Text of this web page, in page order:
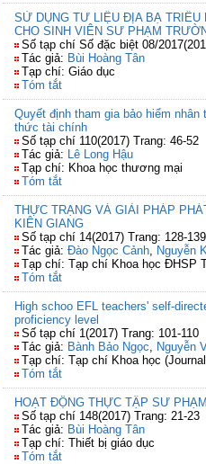
SỬ DỤNG TƯ LIỆU ĐỊA BẠ TRIỀU
CHO SINH VIÊN SƯ PHẠM
Số tạp chí Số đặc biệt 08/
Tác giả: Bùi Hoàng Tân
Tạp chí: Giáo dục
Tóm tắt
Quyết định tham gia bảo hiểm
thức tài chính
Số tạp chí 110(2017) Trang: 46-52
Tác giả: Lê Long Hậu
Tạp chí: Khoa học thương mại
Tóm tắt
THỰC TRẠNG VÀ GIẢI PHÁP
KIÊN GIANG
Số tạp chí 14(2017) Trang: 128-139
Tác giả: Đào Ngọc Cảnh, Nguyễn
Tạp chí: Tạp chí Khoa học ĐHSP
Tóm tắt
High schoo EFL teachers' self-
proficiency level
Số tạp chí 1(2017) Trang: 101-110
Tác giả: Bành Bảo Ngọc, Nguyễn
Tạp chí: Tạp chí Khoa học
Tóm tắt
HOẠT ĐỘNG THỰC TẬP SƯ
Số tạp chí 148(2017) Trang: 21-23
Tác giả: Bùi Hoàng Tân
Tạp chí: Thiết bị giáo dục
Tóm tắt